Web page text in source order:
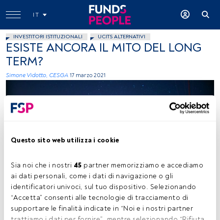
Questo sito web utilizza i cookie
Sia noi che i nostri 45 partner memorizziamo e accediamo
ai dati personali, come i dati di navigazione o gli
identificatori univoci, sul tuo dispositivo. Selezionando
“Accetta” consenti alle tecnologie di tracciamento di
supportare le finalità indicate in “Noi e i nostri partner
IT
INVESTITORI ISTITUZIONALI UCITS ALTERNATIVI
ESISTE ANCORA IL MITO DEL LONG
TERM?
Simone Vidotto, CESGA 17 marzo 2021
Etienne Boulanger, Unsplash